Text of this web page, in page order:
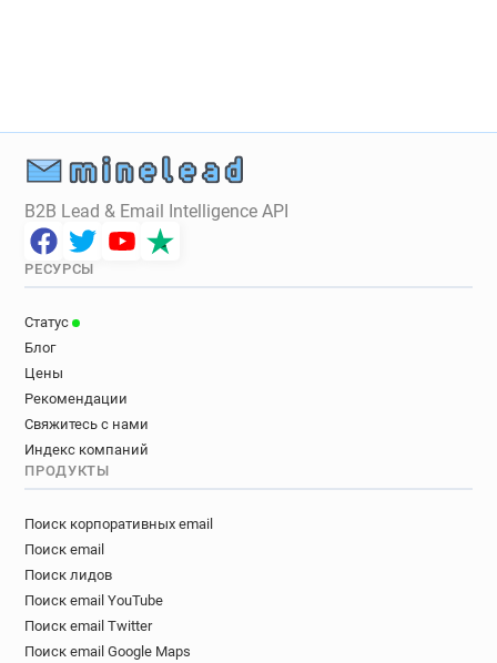
B2B Lead & Email Intelligence API
РЕСУРСЫ
Статус
Блог
Цены
Рекомендации
Свяжитесь с нами
Индекс компаний
ПРОДУКТЫ
Поиск корпоративных email
Поиск email
Поиск лидов
Поиск email YouTube
Поиск email Twitter
Поиск email Google Maps